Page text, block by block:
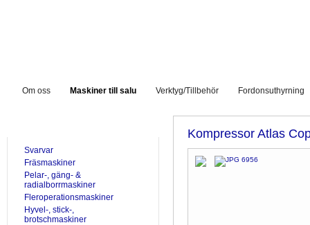
Om oss Maskiner till salu Verktyg/Tillbehör Fordonsuthyrning
Svarvar
Fräsmaskiner
Pelar-, gäng- &
radialborrmaskiner
Fleroperationsmaskiner
Hyvel-, stick-,
brotschmaskiner
Kompressor Atlas